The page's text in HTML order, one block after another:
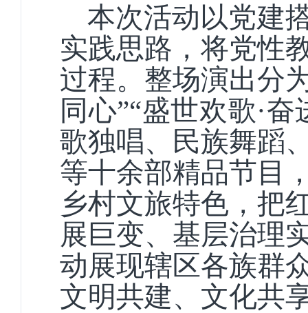
本次活动以党建
实践思路，将党性
过程。整场演出分
同心”“盛世欢歌·
歌独唱、民族舞蹈
等十余部精品节目
乡村文旅特色，把
展巨变、基层治理
动展现辖区各族群
文明共建、文化共